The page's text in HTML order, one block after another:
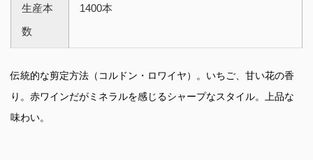
生産本
数
1400本
伝統的な剪定方法（コルドン・ロワイヤ）。いちご、甘い花の香
り。赤ワインだがミネラルを感じるシャープなスタイル。上品な
味わい。